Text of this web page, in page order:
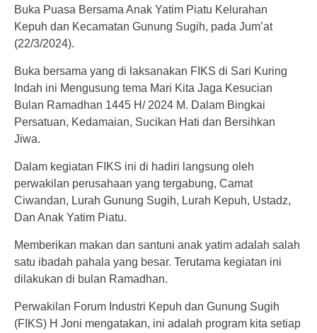
Buka Puasa Bersama Anak Yatim Piatu Kelurahan
Kepuh dan Kecamatan Gunung Sugih, pada Jum’at
(22/3/2024).
Buka bersama yang di laksanakan FIKS di Sari Kuring
Indah ini Mengusung tema Mari Kita Jaga Kesucian
Bulan Ramadhan 1445 H/ 2024 M. Dalam Bingkai
Persatuan, Kedamaian, Sucikan Hati dan Bersihkan
Jiwa.
Dalam kegiatan FIKS ini di hadiri langsung oleh
perwakilan perusahaan yang tergabung, Camat
Ciwandan, Lurah Gunung Sugih, Lurah Kepuh, Ustadz,
Dan Anak Yatim Piatu.
Memberikan makan dan santuni anak yatim adalah salah
satu ibadah pahala yang besar. Terutama kegiatan ini
dilakukan di bulan Ramadhan.
Perwakilan Forum Industri Kepuh dan Gunung Sugih
(FIKS) H Joni mengatakan, ini adalah program kita setiap